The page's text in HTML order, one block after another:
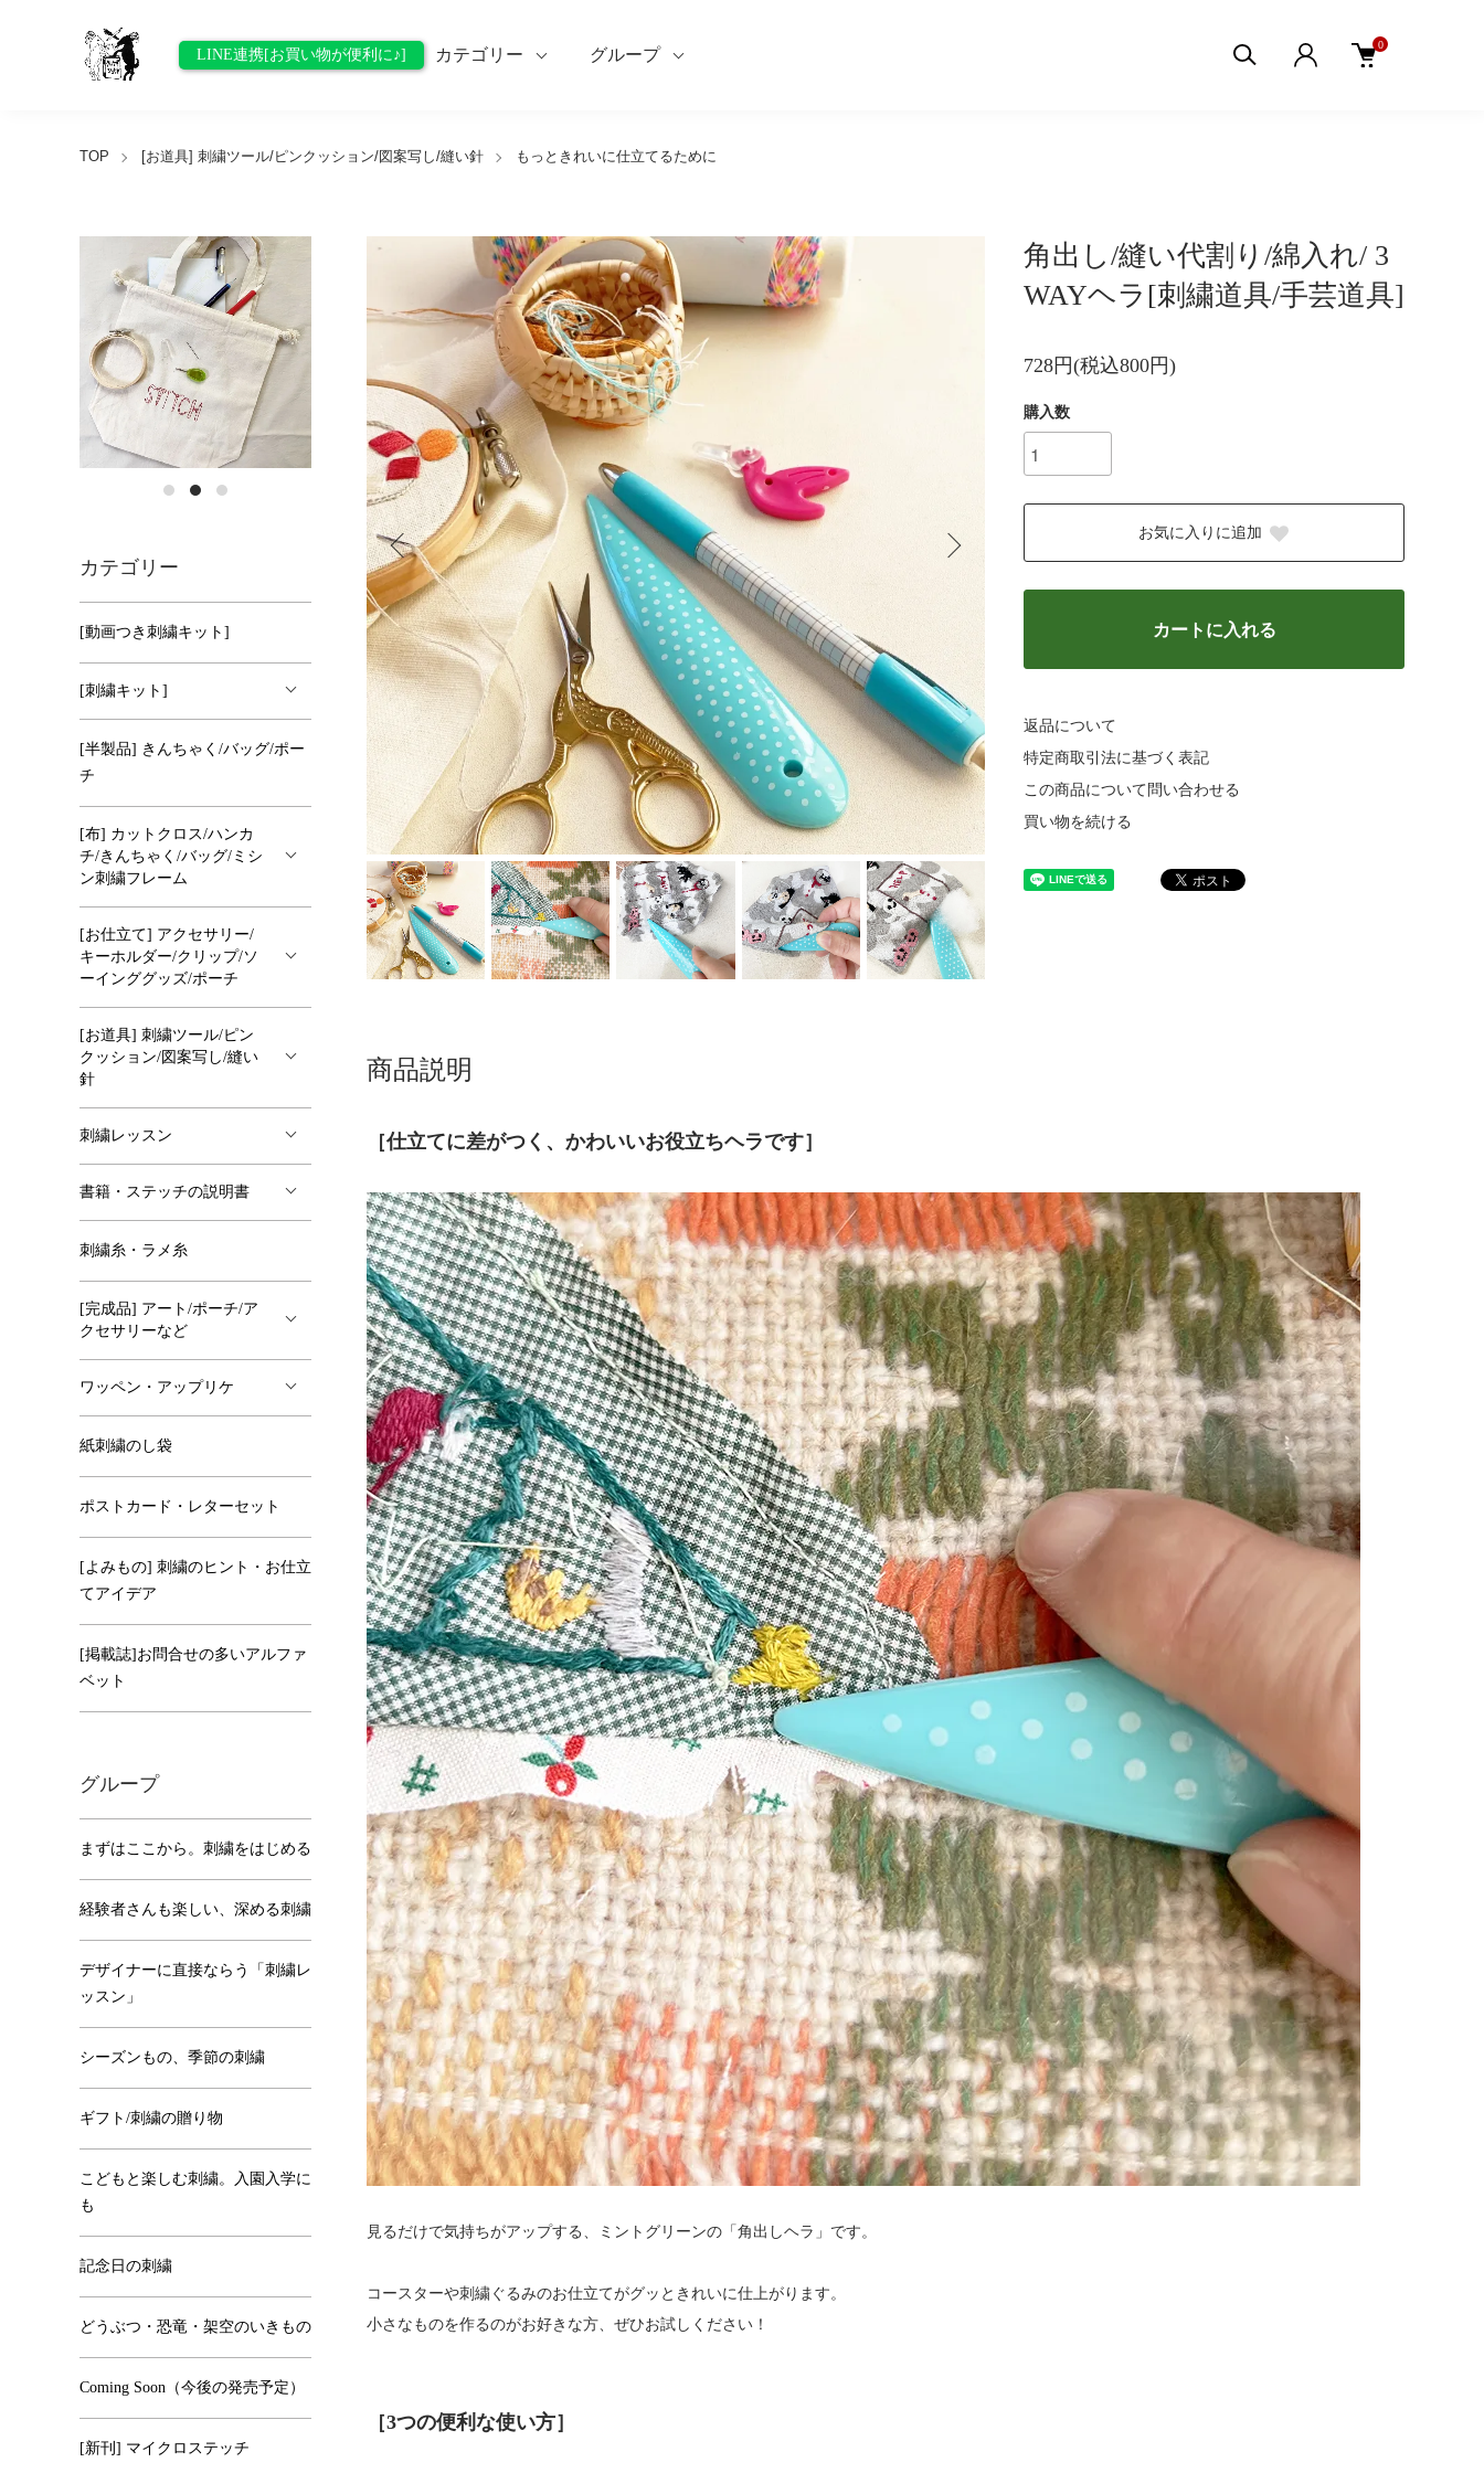
LINE連携[お買い物が便利に♪] カテゴリー グループ
0
TOP [お道具] 刺繍ツール/ピンクッション/図案写し/縫い針 もっときれいに仕立てるために
角出し/縫い代割り/綿入れ/ 3
WAYヘラ[刺繍道具/手芸道具]
728円(税込800円)
購入数
お気に入りに追加
カートに入れる
返品について
特定商取引法に基づく表記
この商品について問い合わせる
買い物を続ける
商品説明
［仕立てに差がつく、かわいいお役立ちヘラです］
見るだけで気持ちがアップする、ミントグリーンの「角出しヘラ」です。
コースターや刺繍ぐるみのお仕立てがグッときれいに仕上がります。
小さなものを作るのがお好きな方、ぜひお試しください！
［3つの便利な使い方］
カテゴリー
[動画つき刺繍キット]
[刺繍キット]
[半製品] きんちゃく/バッグ/ポー
チ
[布] カットクロス/ハンカ
チ/きんちゃく/バッグ/ミシ
ン刺繍フレーム
[お仕立て] アクセサリー/
キーホルダー/クリップ/ソ
ーインググッズ/ポーチ
[お道具] 刺繍ツール/ピン
クッション/図案写し/縫い
針
刺繍レッスン
書籍・ステッチの説明書
刺繍糸・ラメ糸
[完成品] アート/ポーチ/ア
クセサリーなど
ワッペン・アップリケ
紙刺繍のし袋
ポストカード・レターセット
[よみもの] 刺繍のヒント・お仕立
てアイデア
[掲載誌]お問合せの多いアルファ
ベット
グループ
まずはここから。刺繍をはじめる
経験者さんも楽しい、深める刺繍
デザイナーに直接ならう「刺繍レ
ッスン」
シーズンもの、季節の刺繍
ギフト/刺繍の贈り物
こどもと楽しむ刺繍。入園入学に
も
記念日の刺繍
どうぶつ・恐竜・架空のいきもの
Coming Soon（今後の発売予定）
[新刊] マイクロステッチ